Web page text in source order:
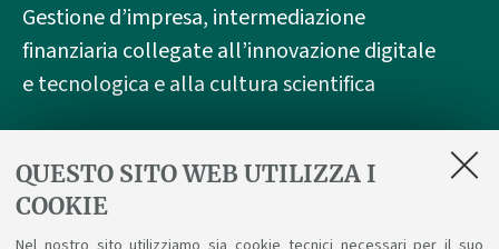
QUESTO SITO WEB UTILIZZA I
COOKIE
Gestione d’impresa, intermediazione
finanziaria collegate all’innovazione digitale
e tecnologica e alla cultura scientifica
Pubblicato il04 giugno 2026